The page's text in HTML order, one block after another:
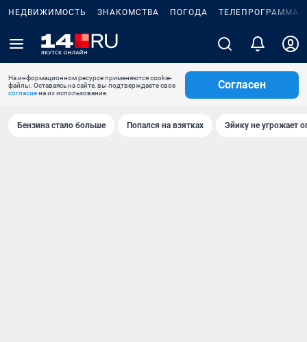
НЕДВИЖИМОСТЬ ЗНАКОМСТВА ПОГОДА ТЕЛЕПРОГРАММА
На информационном ресурсе применяются cookie-
файлы. Оставаясь на сайте, вы подтверждаете свое
согласиена их использование.
Согласен
Бензина стало больше Попался на взятках Эйику не угрожает